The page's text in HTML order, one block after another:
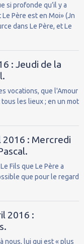
si profonde qu’il y a
Père est en Moi» (Jn
dans Le Père, et Le
: Jeudi de la
vocations, que l'Amour
les lieux ; en un mot
2016 : Mercredi
Fils que Le Père a
que pour le regard
2016 :
nous, lui qui est « plus